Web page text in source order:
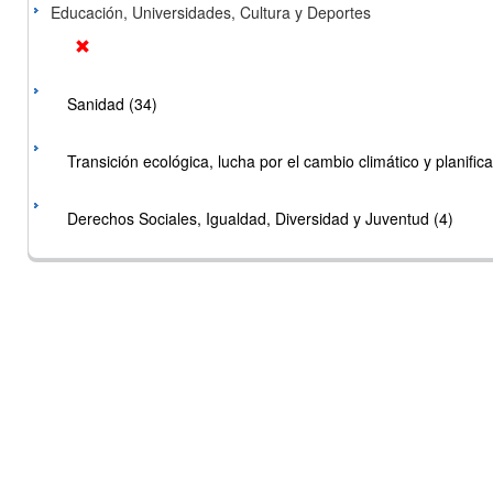
Educación, Universidades, Cultura y Deportes
Sanidad (34)
Transición ecológica, lucha por el cambio climático y
Derechos Sociales, Igualdad, Diversidad y Juventud (4)